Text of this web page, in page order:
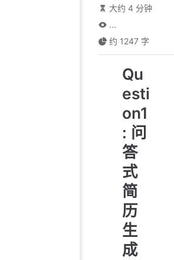
大约 4 分钟
...
约 1247 字
Qu
esti
on1
: 问
答
式
简
历
生
成